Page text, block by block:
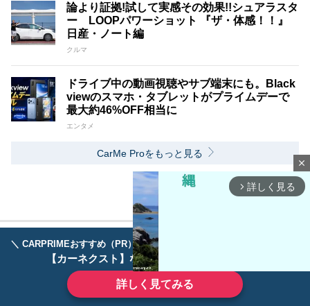
＼ CARPRIMEおすすめ（PR） ／ディーラーで手放すのはもったいない！
【カーネクスト】ならどんなクルマも高価買取
詳しく見てみる
論より証拠!試して実感その効果!!シュアラスタ
ー LOOPパワーショット 『ザ・体感！！』
日産・ノート編
クルマ
ドライブ中の動画視聴やサブ端末にも。Black
viewのスマホ・タブレットがプライムデーで
最大約46%OFF相当に
エンタメ
CarMe Proをもっと見る
close
arrow_forward_ios 詳しく見る